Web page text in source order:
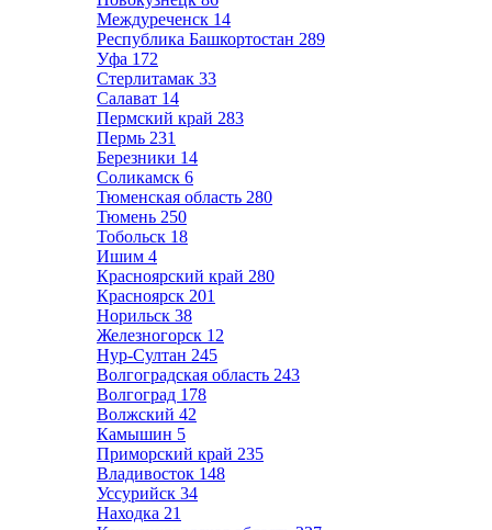
Междуреченск 14
Республика Башкортостан 289
Уфа 172
Стерлитамак 33
Салават 14
Пермский край 283
Пермь 231
Березники 14
Соликамск 6
Тюменская область 280
Тюмень 250
Тобольск 18
Ишим 4
Красноярский край 280
Красноярск 201
Норильск 38
Железногорск 12
Нур-Султан 245
Волгоградская область 243
Волгоград 178
Волжский 42
Камышин 5
Приморский край 235
Владивосток 148
Уссурийск 34
Находка 21